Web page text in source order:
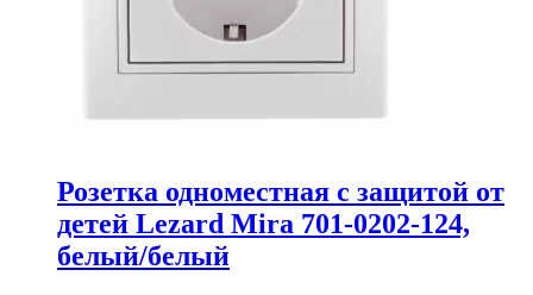
Розетка одноместная с защитой от
детей Lezard Mira 701-0202-124,
белый/белый